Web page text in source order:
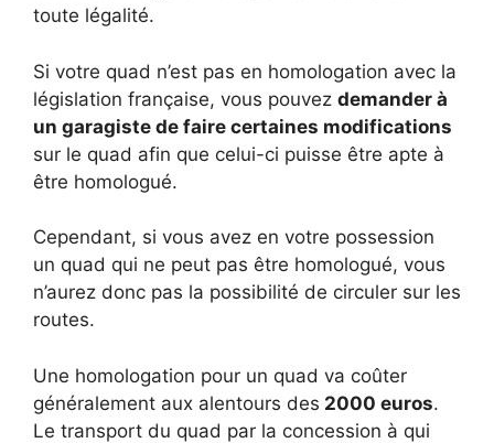
toute légalité.
Si votre quad n’est pas en homologation avec la
législation française, vous pouvez demander à
un garagiste de faire certaines modifications
sur le quad afin que celui-ci puisse être apte à
être homologué.
Cependant, si vous avez en votre possession
un quad qui ne peut pas être homologué, vous
n’aurez donc pas la possibilité de circuler sur les
routes.
Une homologation pour un quad va coûter
généralement aux alentours des 2000 euros.
Le transport du quad par la concession à qui